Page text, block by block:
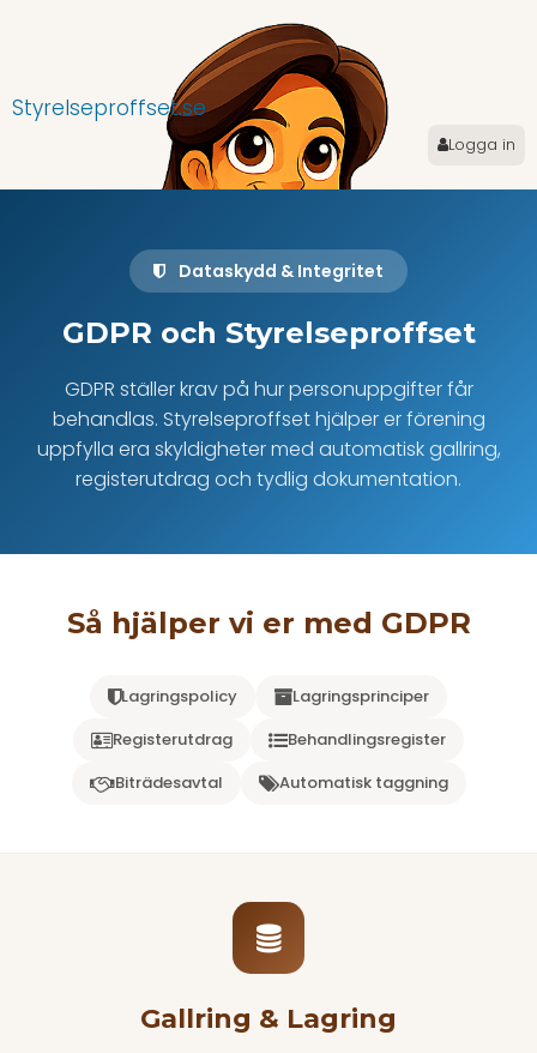
Styrelseproffset.se
Logga in
Dataskydd & Integritet
GDPR och Styrelseproffset
GDPR ställer krav på hur personuppgifter får
behandlas. Styrelseproffset hjälper er förening
uppfylla era skyldigheter med automatisk gallring,
registerutdrag och tydlig dokumentation.
Så hjälper vi er med GDPR
Lagringspolicy
Lagringsprinciper
Registerutdrag
Behandlingsregister
Biträdesavtal
Automatisk taggning
Gallring & Lagring